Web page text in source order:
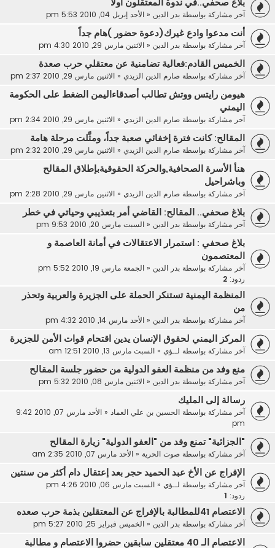
بلاغ صحفي..في ندوة المعتقلون أولا
آخر مشاركة بواسطة بدر الدين« الأحد إبريل 04, 2010 5:53 pm
أنت مدعوا وادع غيرك(دعوة حضور )هام جداً
آخر مشاركة بواسطة بدر الدين« الاثنين مارس 29, 2010 4:30 pm
الخميس القادم:فعالية تضامنية عن معتقلي حرب صعدة
آخر مشاركة بواسطة صارم الدين الزيدي« الاثنين مارس 29, 2010 2:37 pm
هيومن رايتس ووتش تطالب أصدقاءاليمن الضغط على الحكومة
اليمني
آخر مشاركة بواسطة صارم الدين الزيدي« الاثنين مارس 29, 2010 2:34 pm
المقالح: كانت فترة إخفائي صعبة جداً، ومثَّلت مرحلة هامة
آخر مشاركة بواسطة صارم الدين الزيدي« الاثنين مارس 29, 2010 2:32 pm
هنأ الأسرة الصحافية,والحركة الحقوقيةبإطلاق المقالح
وباشراحيل
آخر مشاركة بواسطة صارم الدين الزيدي« الاثنين مارس 29, 2010 2:28 pm
بلاغ صحفي.. المقالح: القاضي أمر بتعذيبي وحياتي في خطر
آخر مشاركة بواسطة بدر الدين« السبت مارس 20, 2010 9:53 pm
بلاغ صحفي : استمرار الاعتقالات في أمانة العاصمة و
المعتصمون
آخر مشاركة بواسطة بدر الدين« الجمعة مارس 19, 2010 5:52 pm
ردود: 2
المنظمة اليمنية تستنكر الحملة على الجزيرة والعربية وتحذر
من
آخر مشاركة بواسطة بدر الدين« الأحد مارس 14, 2010 4:32 pm
المركز اليمني لحقوق الإنسان يدين اقتحام قوات الأمن للجزيرة
آخر مشاركة بواسطة لــؤي« السبت مارس 13, 2010 12:51 am
منع وفد من منظمة العفو الدولية من حضور جلسة المقالح
آخر مشاركة بواسطة بدر الدين« الاثنين مارس 08, 2010 5:32 pm
رسالة إلى المليك
آخر مشاركة بواسطة الحسين بن علي العماد«
الأحد مارس 07, 2010 9:42
pm
"الجزائية" تمنع وفد من "العفو الدولية" زيارة المقالح
آخر مشاركة بواسطة صوت الحرية« الأحد مارس 07, 2010 2:35 am
الإفراج عن الأخ عبد الحميد حجر بعد إعتقال دام أكثر من سنتين
آخر مشاركة بواسطة لــؤي« السبت مارس 06, 2010 4:26 pm
ردود:
الاعتصام 41للمطالبة بالإفراج عن المعتقلين بذمة حرب صعده
آخر مشاركة بواسطة بدر الدين« الخميس فبراير 25, 2010 5:27 pm
الاعتصام الـ 40 معتقلين سابقين حضروا الاعتصام و مطالبة